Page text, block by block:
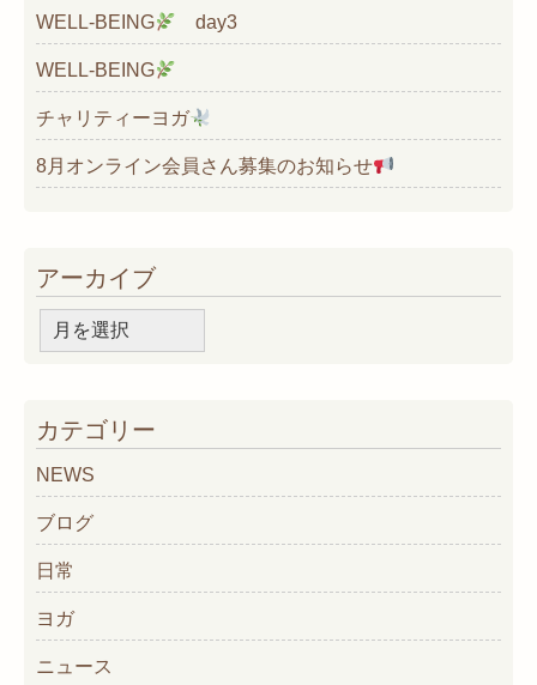
WELL-BEING day3
WELL-BEING
チャリティーヨガ
8月オンライン会員さん募集のお知らせ
アーカイブ
ー
ブ
カテゴリー
NEWS
ブログ
日常
ヨガ
ニュース